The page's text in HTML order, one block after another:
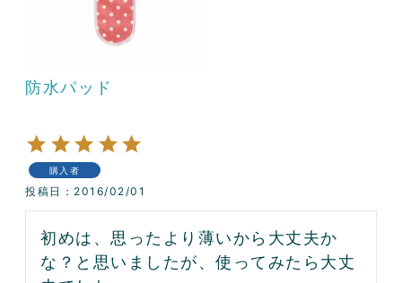
防水パッド
購入者
投稿日 2016/02/01
初めは、思ったより薄いから大丈夫か
な？と思いましたが、使ってみたら大丈